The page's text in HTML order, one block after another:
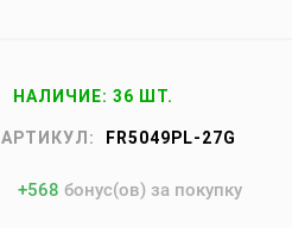
НАЛИЧИЕ: 36 ШТ.
АРТИКУЛ: FR5049PL-27G
+568 бонус(ов) за покупку